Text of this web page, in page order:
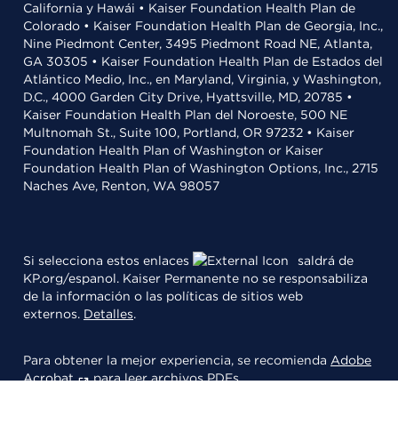
California y Hawái • Kaiser Foundation Health Plan de
Colorado • Kaiser Foundation Health Plan de Georgia, Inc.,
Nine Piedmont Center, 3495 Piedmont Road NE, Atlanta,
GA 30305 • Kaiser Foundation Health Plan de Estados del
Atlántico Medio, Inc., en Maryland, Virginia, y Washington,
D.C., 4000 Garden City Drive, Hyattsville, MD, 20785 •
Kaiser Foundation Health Plan del Noroeste, 500 NE
Multnomah St., Suite 100, Portland, OR 97232 • Kaiser
Foundation Health Plan of Washington or Kaiser
Foundation Health Plan of Washington Options, Inc., 2715
Naches Ave, Renton, WA 98057
Si selecciona estos enlaces
saldrá de
KP.org/espanol. Kaiser Permanente no se responsabiliza
de la información o las políticas de sitios web
externos. Detalles.
Para obtener la mejor experiencia, se recomienda Adobe
Acrobat
para leer archivos PDFs.